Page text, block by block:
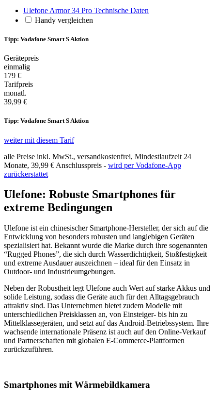
Ulefone Armor 34 Pro Technische Daten
Handy vergleichen
Tipp: Vodafone Smart S Aktion
Gerätepreis
einmalig
179 €
Tarifpreis
monatl.
39,99 €
Tipp: Vodafone Smart S Aktion
weiter mit diesem Tarif
alle Preise inkl. MwSt., versandkostenfrei, Mindestlaufzeit 24
Monate, 39,99 € Anschlusspreis - wird per Vodafone-App
zurückerstattet
Ulefone: Robuste Smartphones für
extreme Bedingungen
Ulefone ist ein chinesischer Smartphone-Hersteller, der sich auf die
Entwicklung von besonders robusten und langlebigen Geräten
spezialisiert hat. Bekannt wurde die Marke durch ihre sogenannten
“Rugged Phones”, die sich durch Wasserdichtigkeit, Stoßfestigkeit
und extreme Ausdauer auszeichnen – ideal für den Einsatz in
Outdoor- und Industrieumgebungen.
Neben der Robustheit legt Ulefone auch Wert auf starke Akkus und
solide Leistung, sodass die Geräte auch für den Alltagsgebrauch
attraktiv sind. Das Unternehmen bietet zudem Modelle mit
unterschiedlichen Preisklassen an, von Einsteiger- bis hin zu
Mittelklassegeräten, und setzt auf das Android-Betriebssystem. Ihre
wachsende internationale Präsenz ist auch auf den Online-Verkauf
und Partnerschaften mit globalen E-Commerce-Plattformen
zurückzuführen.
Smartphones mit Wärmebildkamera